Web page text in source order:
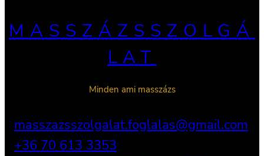
MASSZÁZSSZOLGÁ
LAT
Minden ami masszázs
masszazsszolgalat.foglalas@gmail.com
+36 70 613 3353